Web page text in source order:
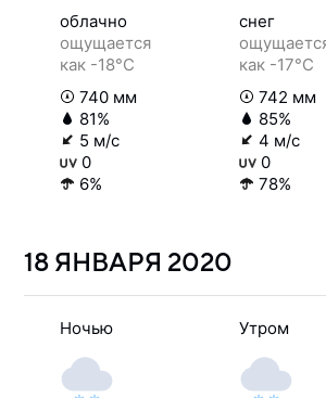
облачно
ощущается
как -18°C
740 мм
81%
5 м/с
0
6%
снег
как -17°C
742 мм
85%
4 м/с
0
78%
18 ЯНВАРЯ 2020
Ночью Утром